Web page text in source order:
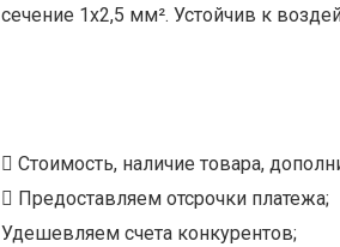
сечение 1х2,5 мм². Устойчив к
Стоимость, наличие товара,
Предоставляем отсрочки платежа;
Удешевляем счета конкурентов;